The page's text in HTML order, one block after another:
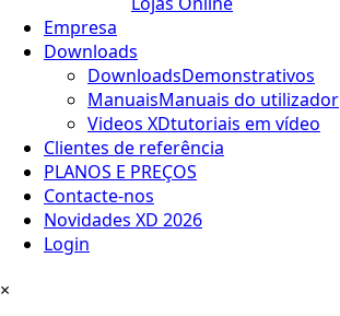
Empresa
Downloads
DownloadsDemonstrativos
ManuaisManuais do utilizador
Videos XDtutoriais em vídeo
Clientes de referência
PLANOS E PREÇOS
Contacte-nos
Novidades XD 2026
Login
×